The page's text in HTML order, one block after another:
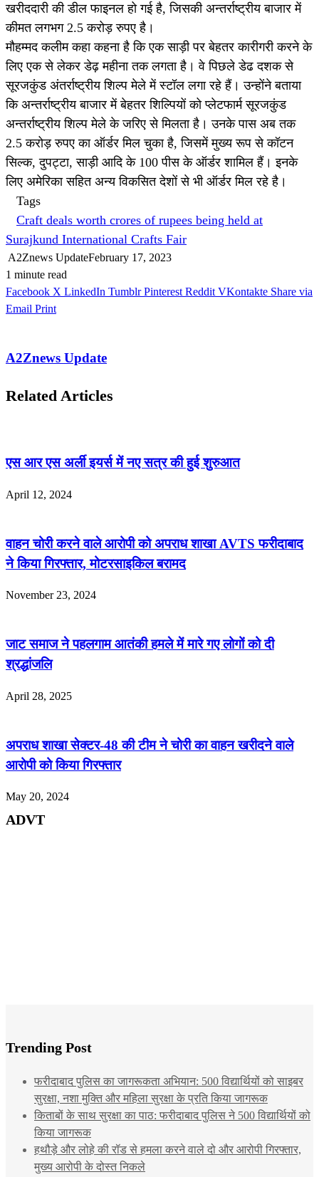
खरीददारी की डील फाइनल हो गई है, जिसकी अन्तर्राष्ट्रीय बाजार में
कीमत लगभग 2.5 करोड़ रुपए है।
मौहम्मद कलीम कहा कहना है कि एक साड़ी पर बेहतर कारीगरी करने के
लिए एक से लेकर डेढ़ महीना तक लगता है। वे पिछले डेढ दशक से
सूरजकुंड अंतर्राष्ट्रीय शिल्प मेले में स्टॉल लगा रहे हैं। उन्होंने बताया
कि अन्तर्राष्ट्रीय बाजार में बेहतर शिल्पियों को प्लेटफार्म सूरजकुंड
अन्तर्राष्ट्रीय शिल्प मेले के जरिए से मिलता है। उनके पास अब तक
2.5 करोड़ रुपए का ऑर्डर मिल चुका है, जिसमें मुख्य रूप से कॉटन
सिल्क, दुपट्टा, साड़ी आदि के 100 पीस के ऑर्डर शामिल हैं। इनके
लिए अमेरिका सहित अन्य विकसित देशों से भी ऑर्डर मिल रहे है।
Tags
Craft deals worth crores of rupees being held at
Surajkund International Crafts Fair
A2Znews UpdateFebruary 17, 2023
1 minute read
Facebook X LinkedIn Tumblr Pinterest Reddit VKontakte Share via
Email Print
A2Znews Update
Related Articles
एस आर एस अर्ली इयर्स में नए सत्र की हुई शुरुआत
April 12, 2024
वाहन चोरी करने वाले आरोपी को अपराध शाखा AVTS फरीदाबाद
ने किया गिरफ्तार, मोटरसाइकिल बरामद
November 23, 2024
जाट समाज ने पहलगाम आतंकी हमले में मारे गए लोगों को दी
श्रद्धांजलि
April 28, 2025
अपराध शाखा सेक्टर-48 की टीम ने चोरी का वाहन खरीदने वाले
आरोपी को किया गिरफ्तार
May 20, 2024
ADVT
Trending Post
फरीदाबाद पुलिस का जागरूकता अभियान: 500 विद्यार्थियों को साइबर
सुरक्षा, नशा मुक्ति और महिला सुरक्षा के प्रति किया जागरूक
किताबों के साथ सुरक्षा का पाठ: फरीदाबाद पुलिस ने 500 विद्यार्थियों को
किया जागरूक
हथौड़े और लोहे की रॉड से हमला करने वाले दो और आरोपी गिरफ्तार,
मुख्य आरोपी के दोस्त निकले